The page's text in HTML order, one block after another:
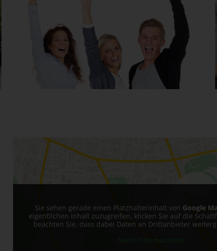
Sie sehen gerade einen Platzhalterinhalt von Google
eigentlichen Inhalt zuzugreifen, klicken Sie auf die
beachten Sie, dass dabei Daten an Drittanbieter
Mehr Informationen